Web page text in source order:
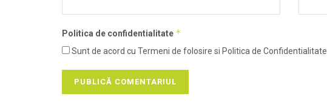
Politica de confidentialitate *
Sunt de acord cu Termeni de folosire si Politica de Confidentialitate.